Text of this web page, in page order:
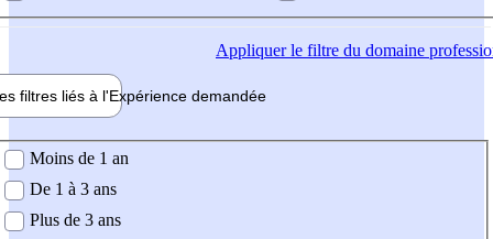
Appliquerle filtre du domaine
filtres liés à l'Expérience demandée
demandée
Moins de 1 an
De 1 à 3 ans
Plus de 3 ans